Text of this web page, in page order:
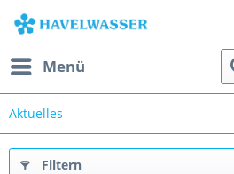
Menü
Aktuelles
Filtern